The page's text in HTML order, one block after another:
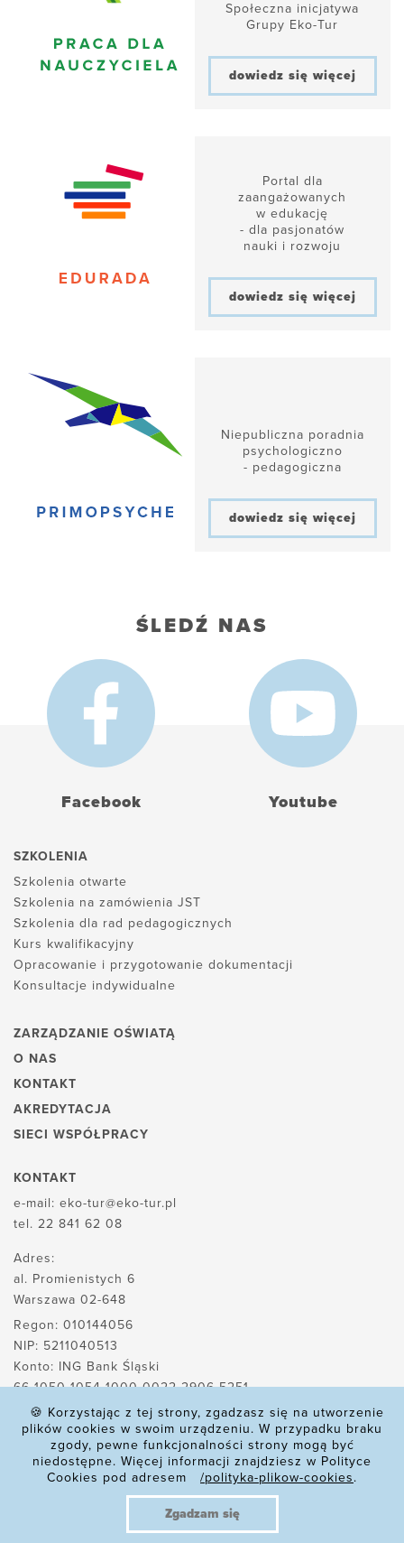
Społeczna inicjatywa
Grupy Eko-Tur
dowiedz się więcej
Portal dla
zaangażowanych
w edukację
- dla pasjonatów
nauki i rozwoju
dowiedz się więcej
Niepubliczna poradnia
psychologiczno
- pedagogiczna
dowiedz się więcej
ŚLEDŹ NAS
Facebook Youtube
SZKOLENIA
Szkolenia otwarte
Szkolenia na zamówienia JST
Szkolenia dla rad pedagogicznych
Kurs kwalifikacyjny
Opracowanie i przygotowanie dokumentacji
Konsultacje indywidualne
ZARZĄDZANIE OŚWIATĄ
O NAS
KONTAKT
AKREDYTACJA
SIECI WSPÓŁPRACY
KONTAKT
e-mail: eko-tur@eko-tur.pl
tel. 22 841 62 08
Adres:
al. Promienistych 6
Warszawa 02-648
Regon: 010144056
NIP: 5211040513
Konto: ING Bank Śląski
66 1050 1054 1000 0022 2906 5251
POLITYKA PLIKÓW COOKIES
POLITYKA PRYWATNOŚCI
🍪 Korzystając z tej strony, zgadzasz się na utworzenie
plików cookies w swoim urządzeniu. W przypadku braku
zgody, pewne funkcjonalności strony mogą być
niedostępne. Więcej informacji znajdziesz w Polityce
Cookies pod adresem
/polityka-plikow-cookies.
Zgadzam się